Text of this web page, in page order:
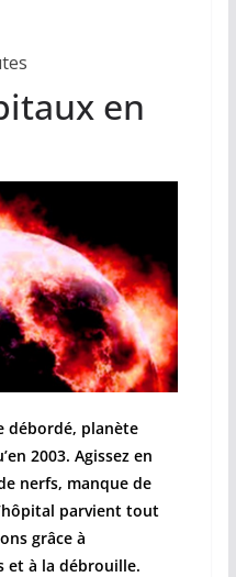
en
débordé, planète
2003. Agissez en
nerfs, manque de
parvient tout
grâce à
et à la débrouille.